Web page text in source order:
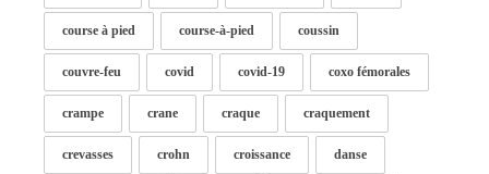
course à pied course-à-pied coussin
couvre-feu covid covid-19 coxo fémorales
crampe crane craque craquement
crevasses crohn croissance danse